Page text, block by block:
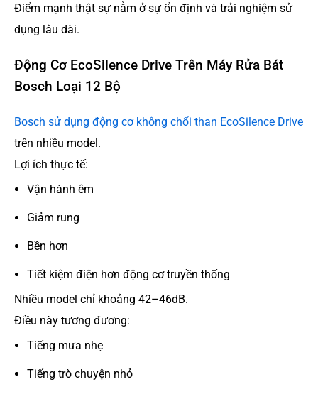
Điểm mạnh thật sự nằm ở sự ổn định và trải nghiệm sử
dụng lâu dài.
Động Cơ EcoSilence Drive Trên Máy Rửa Bát
Bosch Loại 12 Bộ
Bosch sử dụng động cơ không chổi than EcoSilence Drive
trên nhiều model.
Lợi ích thực tế:
Vận hành êm
Giảm rung
Bền hơn
Tiết kiệm điện hơn động cơ truyền thống
Nhiều model chỉ khoảng 42–46dB.
Điều này tương đương:
Tiếng mưa nhẹ
Tiếng trò chuyện nhỏ